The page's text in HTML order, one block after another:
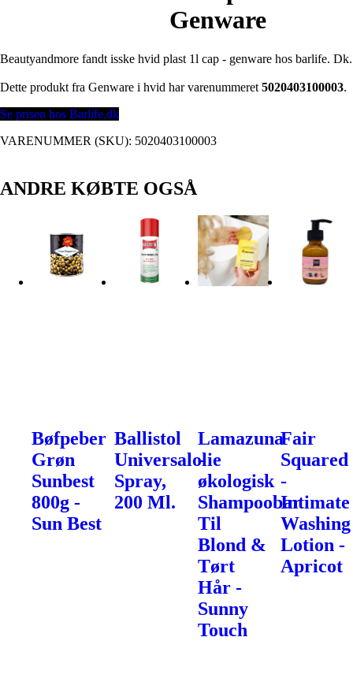
Genware
Beautyandmore fandt isske hvid plast 1l cap - genware hos barlife. Dk.
Dette produkt fra Genware i hvid har varenummeret 5020403100003.
Se prisen hos Barlife.dk
VARENUMMER (SKU): 5020403100003
ANDRE KØBTE OGSÅ
Bøfpeber
Grøn
Sunbest
800g -
Sun Best
Ballistol
Universalolie
Spray,
200 Ml.
Lamazuna
-
økologisk
Shampoobar
Til
Blond &
Tørt
Hår -
Sunny
Touch
Fair
Squared
-
Intimate
Washing
Lotion -
Apricot